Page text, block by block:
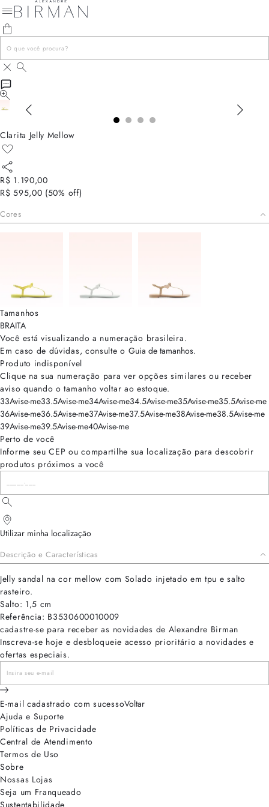
Clarita Jelly Mellow
R$ 1.190,00
R$ 595,00 (50% off)
Cores
Tamanhos
BRAITA
Você está visualizando a numeração brasileira.
Em caso de dúvidas, consulte o Guia de tamanhos.
Produto indisponível
Clique na sua numeração para ver opções similares ou receber
aviso quando o tamanho voltar ao estoque.
33Avise-me33.5Avise-me34Avise-me34.5Avise-me35Avise-me35.5Avise-me
36Avise-me36.5Avise-me37Avise-me37.5Avise-me38Avise-me38.5Avise-me
39Avise-me39.5Avise-me40Avise-me
Perto de você
Informe seu CEP ou compartilhe sua localização para descobrir
produtos próximos a você
Utilizar minha localização
Descrição e Características
Jelly sandal na cor mellow com Solado injetado em tpu e salto
rasteiro.
Salto: 1,5 cm
Referência: B3530600010009
cadastre-se para receber as novidades de Alexandre Birman
Inscreva-se hoje e desbloqueie acesso prioritário a novidades e
ofertas especiais.
E-mail cadastrado com sucessoVoltar
Ajuda e Suporte
Políticas de Privacidade
Central de Atendimento
Termos de Uso
Sobre
Nossas Lojas
Seja um Franqueado
Sustentabilidade